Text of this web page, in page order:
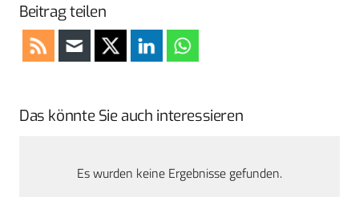
Beitrag teilen
Das könnte Sie auch interessieren
Es wurden keine Ergebnisse gefunden.